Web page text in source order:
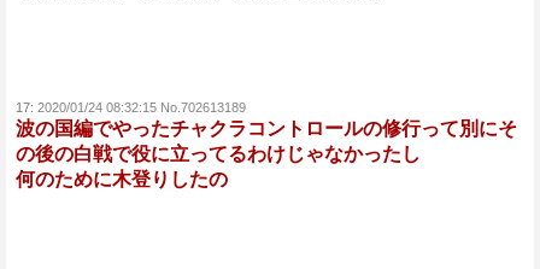
17: 2020/01/24 08:32:15 No.702613189
波の国編でやったチャクラコントロールの修行って別にそ
の後の白戦で役に立ってるわけじゃなかったし
何のために木登りしたの